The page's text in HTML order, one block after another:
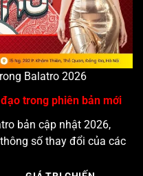
Balatro 2026
trong phiên bản mới
bản cập nhật 2026,
số thay đổi của các